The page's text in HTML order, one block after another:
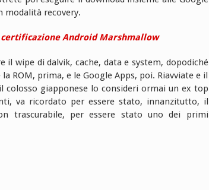
modalità recovery.
certificazione Android Marshmallow
il wipe di dalvik, cache, data e system, dopodiché
ROM, prima, e le Google Apps, poi. Riavviate e il
colosso giapponese lo consideri ormai un ex top
va ricordato per essere stato, innanzitutto, il
trascurabile, per essere stato uno dei primi